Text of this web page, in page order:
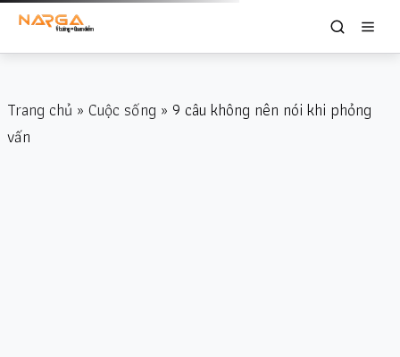
Trang chủ » Cuộc sống » 9 câu không nên nói khi phỏng
vấn